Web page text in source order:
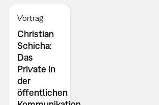
Vortrag
Christian
Schicha:
Das
Private in
der
öffentlichen